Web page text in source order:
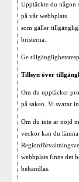
Upptäckte du någon
på vår webbplats
som gäller
bristerna.
Ge
Tillsyn över
Om du upptäcker
på saken. Vi svarar
Om du inte är nöjd
veckor kan du
webbplats finns det
behandlas.